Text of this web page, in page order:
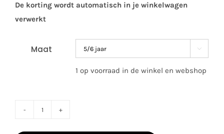
De korting wordt automatisch in je winkelwagen
verwerkt
Maat 
1 op voorraad in de winkel en webshop
Lyle